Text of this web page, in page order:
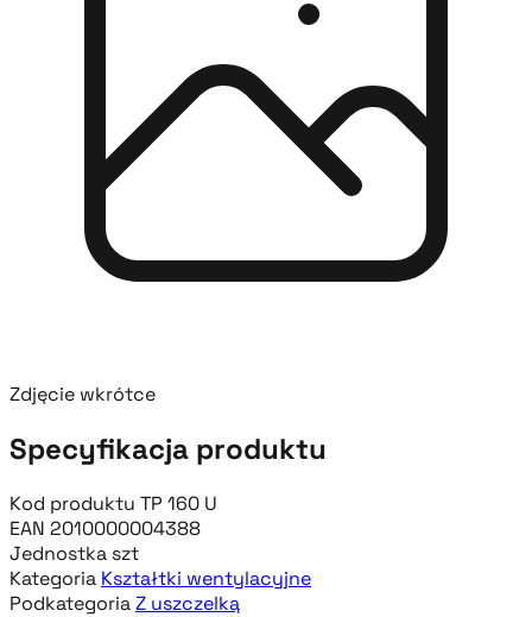
Zdjęcie wkrótce
Specyfikacja produktu
Kod produktu TP 160 U
EAN 2010000004388
Jednostka szt
Kategoria Kształtki wentylacyjne
PodkategoriaZ uszczelką